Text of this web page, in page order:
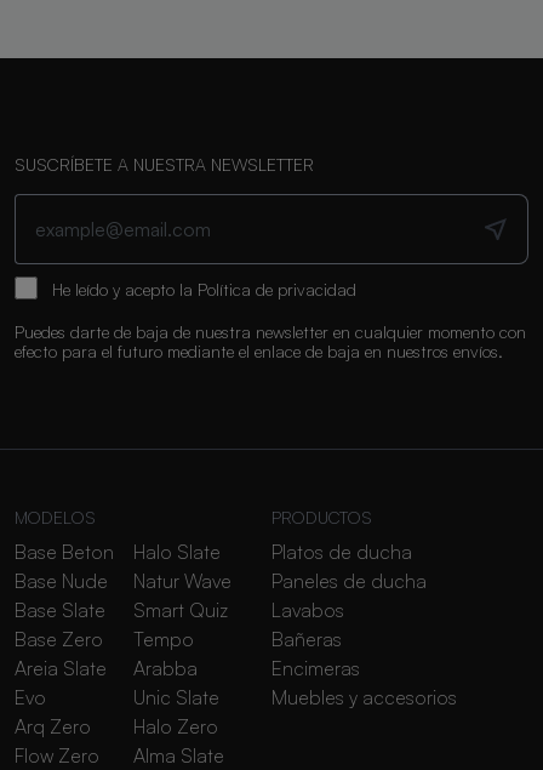
SUSCRÍBETE A NUESTRA NEWSLETTER
He leído y acepto la Política de privacidad
Puedes darte de baja de nuestra newsletter en cualquier momento con
efecto para el futuro mediante el enlace de baja en nuestros envíos.
MODELOS
Base Beton
Base Nude
Base Slate
Base Zero
Areia Slate
Evo
Arq Zero
Flow Zero
Halo Slate
Natur Wave
Smart Quiz
Tempo
Arabba
Unic Slate
Halo Zero
Alma Slate
PRODUCTOS
Platos de ducha
Paneles de ducha
Lavabos
Bañeras
Encimeras
Muebles y accesorios